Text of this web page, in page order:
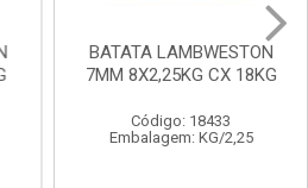
BATATA LAMBWESTON
7MM 8X2,25KG CX 18KG
Código: 18433
Embalagem: KG/2,25